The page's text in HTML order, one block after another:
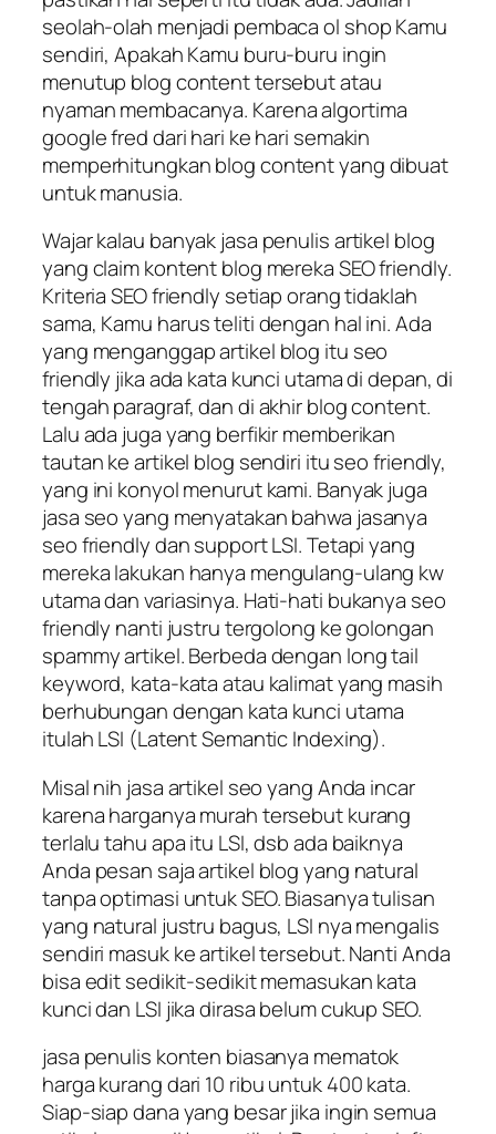
seolah-olah menjadi pembaca ol shop Kamu
sendiri, Apakah Kamu buru-buru ingin
menutup blog content tersebut atau
nyaman membacanya. Karena algortima
google fred dari hari ke hari semakin
memperhitungkan blog content yang dibuat
untuk manusia.
Wajar kalau banyak jasa penulis artikel blog
yang claim kontent blog mereka SEO friendly.
Kriteria SEO friendly setiap orang tidaklah
sama, Kamu harus teliti dengan hal ini. Ada
yang menganggap artikel blog itu seo
friendly jika ada kata kunci utama di depan, di
tengah paragraf, dan di akhir blog content.
Lalu ada juga yang berfikir memberikan
tautan ke artikel blog sendiri itu seo friendly,
yang ini konyol menurut kami. Banyak juga
jasa seo yang menyatakan bahwa jasanya
seo friendly dan support LSI. Tetapi yang
mereka lakukan hanya mengulang-ulang kw
utama dan variasinya. Hati-hati bukanya seo
friendly nanti justru tergolong ke golongan
spammy artikel. Berbeda dengan long tail
keyword, kata-kata atau kalimat yang masih
berhubungan dengan kata kunci utama
itulah LSI (Latent Semantic Indexing).
Misal nih jasa artikel seo yang Anda incar
karena harganya murah tersebut kurang
terlalu tahu apa itu LSI, dsb ada baiknya
Anda pesan saja artikel blog yang natural
tanpa optimasi untuk SEO. Biasanya tulisan
yang natural justru bagus, LSI nya mengalis
sendiri masuk ke artikel tersebut. Nanti Anda
bisa edit sedikit-sedikit memasukan kata
kunci dan LSI jika dirasa belum cukup SEO.
jasa penulis konten biasanya mematok
harga kurang dari 10 ribu untuk 400 kata.
Siap-siap dana yang besar jika ingin semua